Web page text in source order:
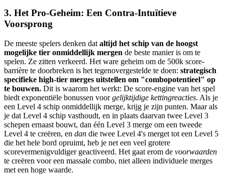
3. Het Pro-Geheim: Een Contra-Intuïtieve
Voorsprong
De meeste spelers denken dat altijd het schip van de hoogst
mogelijke tier onmiddellijk mergen de beste manier is om te
spelen. Ze zitten verkeerd. Het ware geheim om de 500k score-
barrière te doorbreken is het tegenovergestelde te doen: strategisch
specifieke high-tier merges uitstellen om "combopotentieel" op
te bouwen. Dit is waarom het werkt: De score-engine van het spel
biedt exponentiële bonussen voorgelijktijdige kettingreacties. Als je
een Level 4 schip onmiddellijk merge, krijg je zijn punten. Maar als
je dat Level 4 schip vasthoudt, en in plaats daarvan twee Level 3
schepen ernaast bouwt, dan één Level 3 merge om een tweede
Level 4 te creëren, en dan die twee Level 4's merget tot een Level 5
die het hele bord opruimt, heb je net een veel grotere
scorevermenigvuldiger geactiveerd. Het gaat erom de voorwaarden
te creëren voor een massale combo, niet alleen individuele merges
met een hoge waarde.